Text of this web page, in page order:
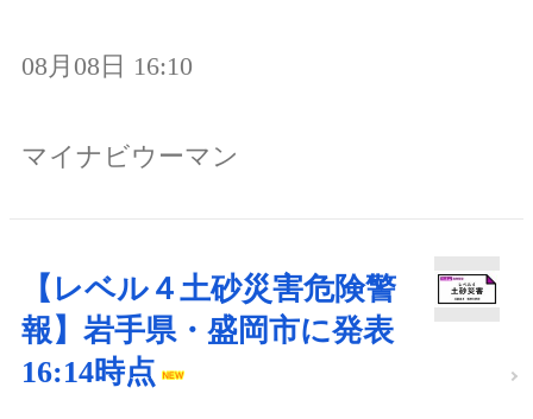
08月08日 16:10
マイナビウーマン
【レベル４土砂災害危険警
報】岩手県・盛岡市に発表
16:14時点